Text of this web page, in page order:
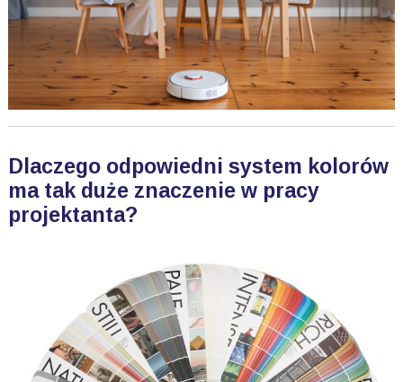
Dlaczego odpowiedni system kolorów
ma tak duże znaczenie w pracy
projektanta?
KONTAKT